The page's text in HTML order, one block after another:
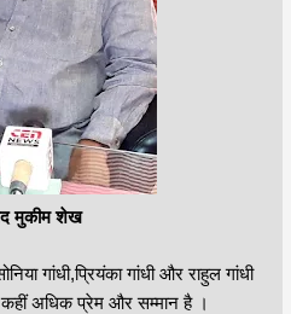
मुकीम शेख
गांधी,प्रियंका गांधी और राहुल गांधी
अधिक प्रेम और सम्मान है ।